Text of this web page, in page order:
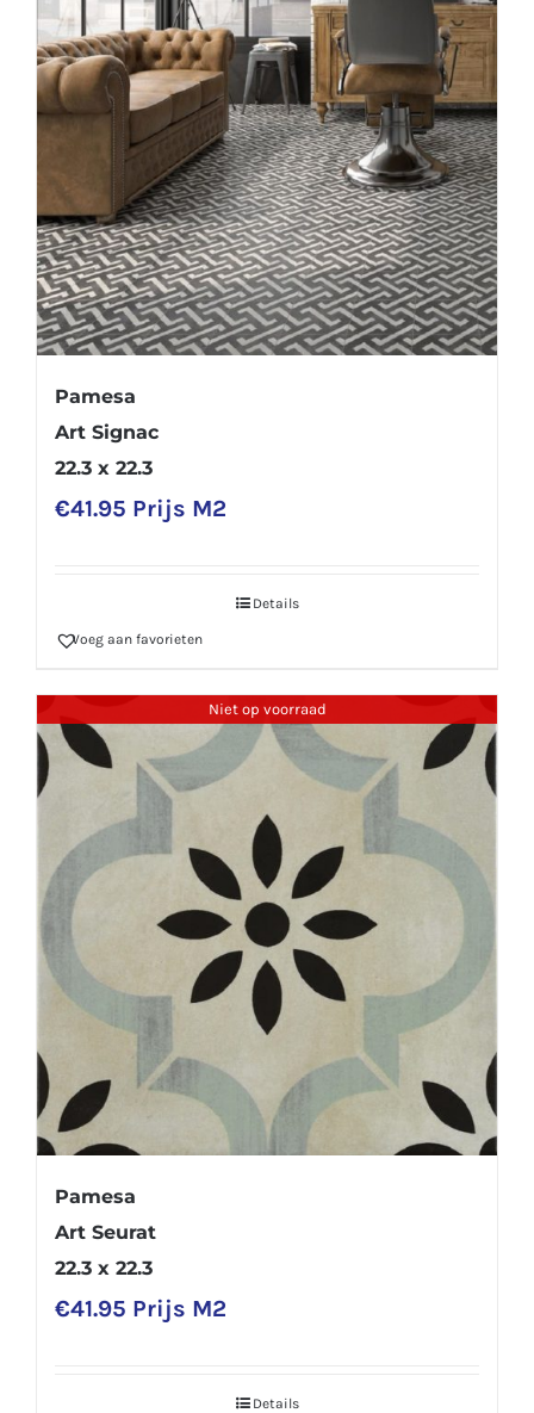
Pamesa
Art Signac
22.3 x 22.3
€41.95 Prijs M2
Details
Voeg aan favorieten
Niet op voorraad
Pamesa
Art Seurat
22.3 x 22.3
€41.95 Prijs M2
Details